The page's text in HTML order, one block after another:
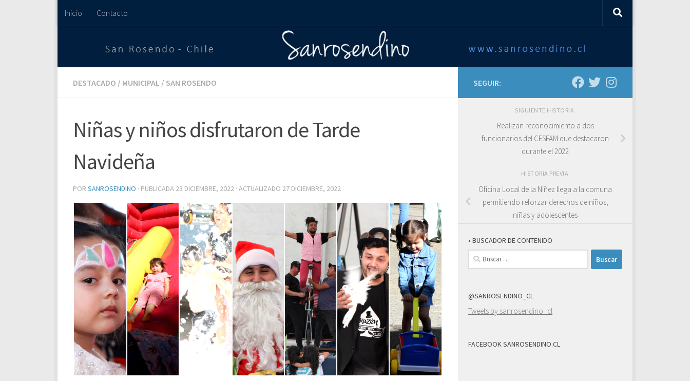
Saltar al contenido
Inicio Contacto
DESTACADO / MUNICIPAL / SAN ROSENDO
Niñas y niños disfrutaron de Tarde
Navideña
POR SANROSENDINO · PUBLICADA 23 DICIEMBRE, 2022 · ACTUALIZADO 27 DICIEMBRE, 2022
SEGUIR:
SIGUIENTE HISTORIA
Realizan reconocimiento a dos
funcionarios del CESFAM que destacaron
durante el 2022
HISTORIA PREVIA
Oficina Local de la Niñez llega a la comuna
permitiendo reforzar derechos de niños,
niñas y adolescentes
• BUSCADOR DE CONTENIDO
Buscar:
@SANROSENDINO_CL
Tweets by sanrosendino_cl
FACEBOOK SANROSENDINO.CL